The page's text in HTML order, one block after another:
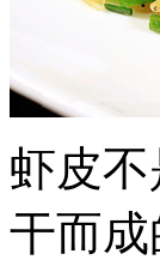
虾皮
干而